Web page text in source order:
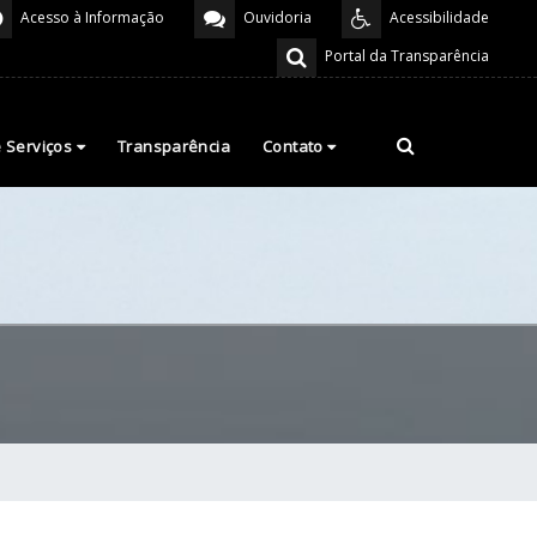
Acessibilidade
Ouvidoria
Acesso à Informação
Portal da Transparência
Serviços Transparência Contato